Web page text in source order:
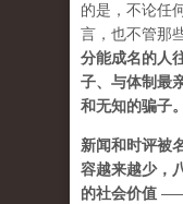
的是，不论任
言，也不管那
分能成名的人
子、与体制最
和无知的骗子。
新闻和时评被
容越来越少，
的社会价值 ——